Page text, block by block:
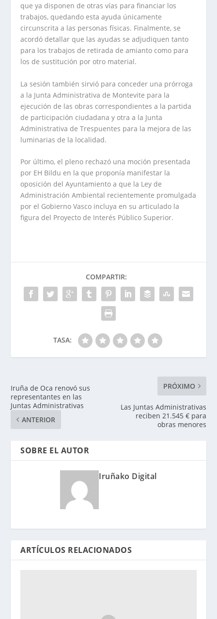
que ya disponen de otras vías para financiar los
trabajos, quedando esta ayuda únicamente
circunscrita a las personas físicas. Finalmente, se
acordó detallar que las ayudas se adjudiquen tanto
para los trabajos de retirada de amianto como para
los de sustitución por otro material.
La sesión también sirvió para conceder una prórroga
a la Junta Administrativa de Montevite para la
ejecución de las obras correspondientes a la partida
de participación ciudadana y otra a la Junta
Administrativa de Trespuentes para la mejora de las
luminarias de la localidad.
Por último, el pleno rechazó una moción presentada
por EH Bildu en la que proponía manifestar la
oposición del Ayuntamiento a que la Ley de
Administración Ambiental recientemente promulgada
por el Gobierno Vasco incluya en su articulado la
figura del Proyecto de Interés Público Superior.
COMPARTIR:
TASA:
Iruña de Oca renovó sus
representantes en las
Juntas Administrativas
ANTERIOR
PRÓXIMO
Las Juntas Administrativas
reciben 21.545 € para
obras menores
SOBRE EL AUTOR
Iruñako Digital
ARTÍCULOS RELACIONADOS